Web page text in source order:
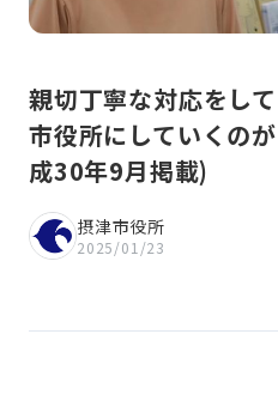
親切丁寧な対応をし
市役所にしていくの
成30年9月掲載)
摂津市役所
2025/01/23